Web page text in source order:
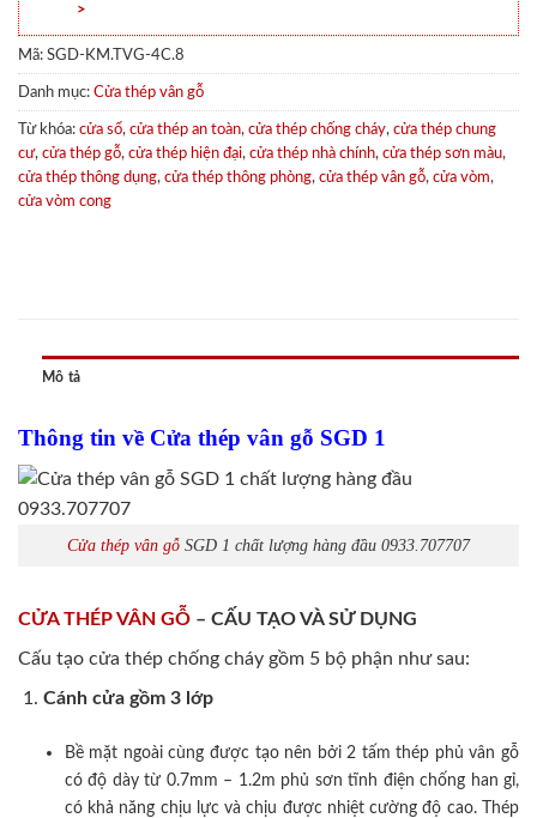
>
Mã: SGD-KM.TVG-4C.8
Danh mục: Cửa thép vân gỗ
Từ khóa: cửa sổ, cửa thép an toàn, cửa thép chống cháy, cửa thép chung
cư, cửa thép gỗ, cửa thép hiện đại, cửa thép nhà chính, cửa thép sơn màu,
cửa thép thông dụng, cửa thép thông phòng, cửa thép vân gỗ, cửa vòm,
cửa vòm cong
Mô tả
Thông tin về Cửa thép vân gỗ SGD 1
Cửa thép vân gỗ SGD 1 chất lượng hàng đầu 0933.707707
CỬA THÉP VÂN GỖ – CẤU TẠO VÀ SỬ DỤNG
Cấu tạo cửa thép chống cháy gồm 5 bộ phận như sau:
Cánh cửa gồm 3 lớp
Bề mặt ngoài cùng được tạo nên bởi 2 tấm thép phủ vân gỗ
có độ dày từ 0.7mm – 1.2m phủ sơn tĩnh điện chống han gỉ,
có khả năng chịu lực và chịu được nhiệt cường độ cao. Thép